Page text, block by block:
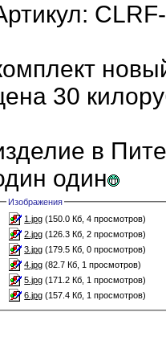
30
в
один
Изображения
1.jpg (150.0 Кб, 4 просмотров)
2.jpg (126.3 Кб, 2 просмотров)
3.jpg (179.5 Кб, 0 просмотров)
4.jpg (82.7 Кб, 1 просмотров)
5.jpg (171.2 Кб, 1 просмотров)
6.jpg (157.4 Кб, 1 просмотров)